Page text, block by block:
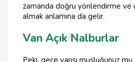
zamanda doğru yönlendirme ve
almak anlamına da gelir.
Van Açık Nalburlar